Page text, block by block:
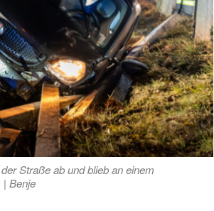
Straße ab und blieb an einem
| Benje